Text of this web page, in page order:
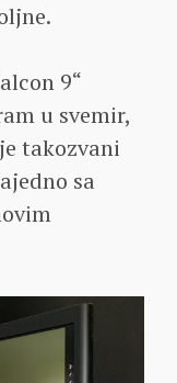
9“
u svemir,
takozvani
sa